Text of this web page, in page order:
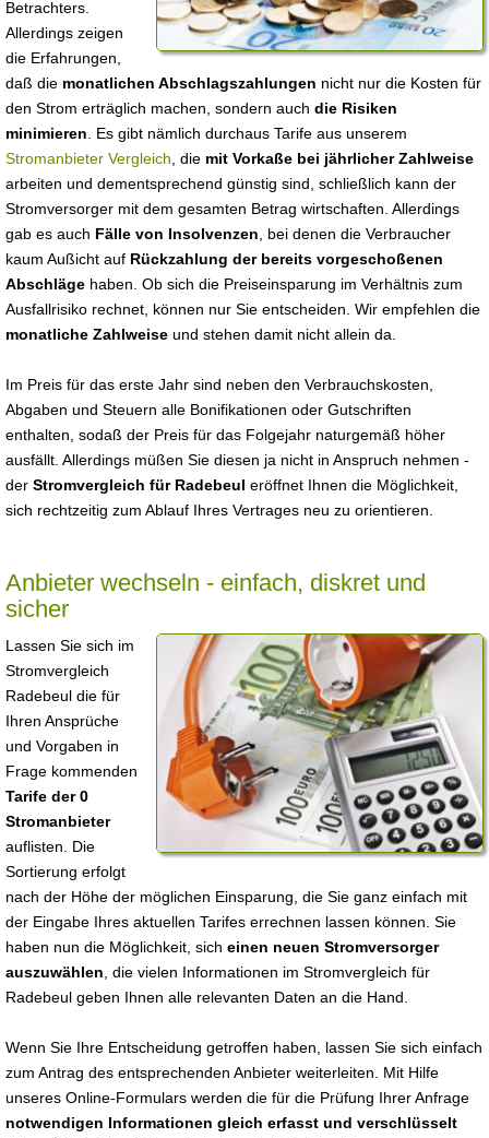
Betrachters.
Allerdings zeigen
die Erfahrungen,
daß die monatlichen Abschlagszahlungen nicht nur die Kosten für
den Strom erträglich machen, sondern auch die Risiken
minimieren . Es gibt nämlich durchaus Tarife aus unserem
Stromanbieter Vergleich , die mit Vorkaße bei jährlicher Zahlweise
arbeiten und dementsprechend günstig sind, schließlich kann der
Stromversorger mit dem gesamten Betrag wirtschaften. Allerdings
gab es auch Fälle von Insolvenzen , bei denen die Verbraucher
kaum Außicht auf Rückzahlung der bereits vorgeschoßenen
Abschläge haben. Ob sich die Preiseinsparung im Verhältnis zum
Ausfallrisiko rechnet, können nur Sie entscheiden. Wir empfehlen die
monatliche Zahlweise und stehen damit nicht allein da.
Im Preis für das erste Jahr sind neben den Verbrauchskosten,
Abgaben und Steuern alle Bonifikationen oder Gutschriften
enthalten, sodaß der Preis für das Folgejahr naturgemäß höher
ausfällt. Allerdings müßen Sie diesen ja nicht in Anspruch nehmen -
der Stromvergleich für Radebeul eröffnet Ihnen die Möglichkeit,
sich rechtzeitig zum Ablauf Ihres Vertrages neu zu orientieren.
Anbieter wechseln - einfach, diskret und
sicher
Lassen Sie sich im
Stromvergleich
Radebeul die für
Ihren Ansprüche
und Vorgaben in
Frage kommenden
Tarife der 0
Stromanbieter
auflisten. Die
Sortierung erfolgt
nach der Höhe der möglichen Einsparung, die Sie ganz einfach mit
der Eingabe Ihres aktuellen Tarifes errechnen lassen können. Sie
haben nun die Möglichkeit, sich einen neuen Stromversorger
auszuwählen , die vielen Informationen im Stromvergleich für
Radebeul geben Ihnen alle relevanten Daten an die Hand.
Wenn Sie Ihre Entscheidung getroffen haben, lassen Sie sich einfach
zum Antrag des entsprechenden Anbieter weiterleiten. Mit Hilfe
unseres Online-Formulars werden die für die Prüfung Ihrer Anfrage
notwendigen Informationen gleich erfasst und verschlüsselt